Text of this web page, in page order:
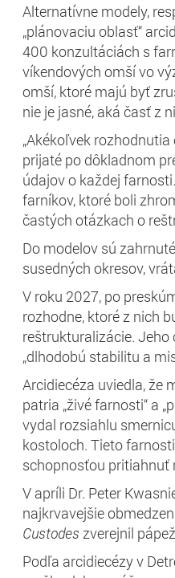
Alternatívne modely,
„plánovaciu oblasť“
400 konzultáciách s
víkendových omší vo
omší, ktoré majú byť
nie je jasné, aká časť z
„Akékoľvek
prijaté po dôkladnom
údajov o každej
farníkov, ktoré boli
častých otázkach o
Do modelov sú
susedných okresov,
V roku 2027, po
rozhodne, ktoré z nich
reštrukturalizácie. Jeho
„dlhodobú stabilitu a
Arcidiecéza uviedla, že
patria „živé farnosti“ a
vydal rozsiahlu
kostoloch. Tieto
schopnosťou pritiahnuť
V apríli Dr. Peter
najkrvavejšie
Custodes zverejnil
Podľa arcidiecézy v